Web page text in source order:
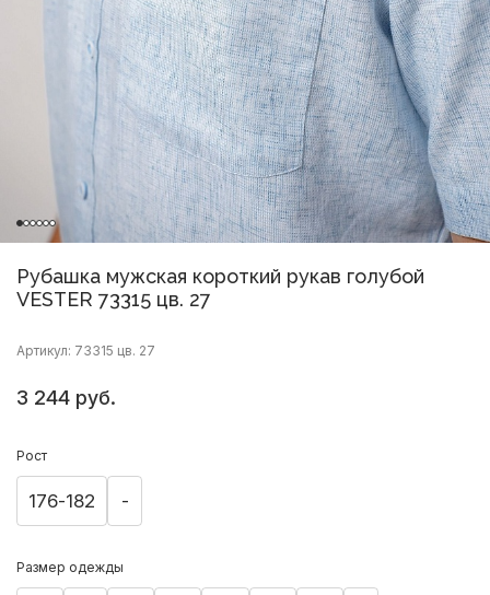
Рубашка мужская короткий рукав голубой
VESTER 73315 цв. 27
Артикул: 73315 цв. 27
3 244 руб.
Рост
176-182 -
Размер одежды